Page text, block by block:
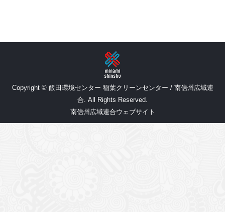
Copyright © 飯田環境センター 稲葉クリーンセンター / 南信州広域連
合. All Rights Reserved.
南信州広域連合ウェブサイト